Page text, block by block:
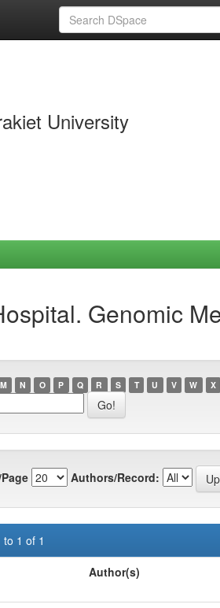
University
Genomic
M N O P Q R S T U V W X
Authors/Record:
1 of 1
Author(s)